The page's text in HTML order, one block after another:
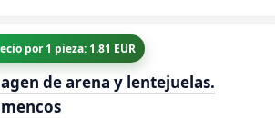
por 1 pieza: 1.81 EUR
de arena y lentejuelas.